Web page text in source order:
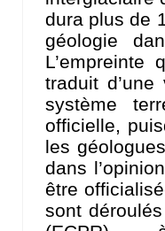
dura plus de
géologie
L’empreinte
traduit
système
officielle,
les
dans
être
sont